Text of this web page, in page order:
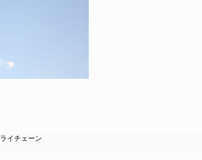
イチェーン